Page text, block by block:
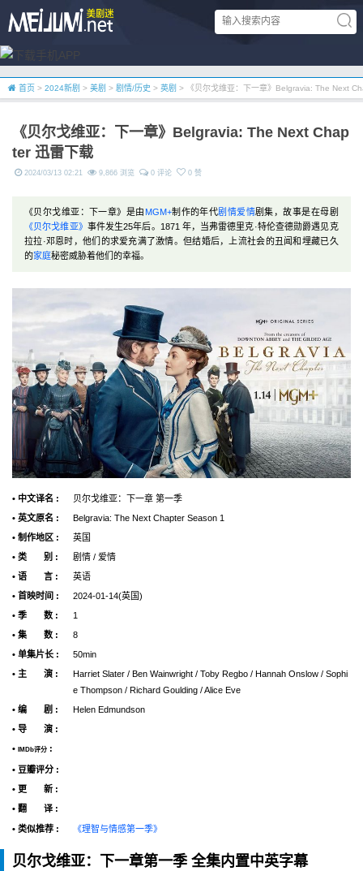
首页 > 2024新剧 > 美剧 > 剧情/历史 > 英剧 > 《贝尔戈维亚：下一章》Belgravia: The Next
《贝尔戈维亚：下一章》Belgravia: The Next Chap
ter 迅雷下载
2024/03/13 02:21 9,866 浏览 0 评论 0 赞
《贝尔戈维亚：下一章》是由 MGM+制作的年代剧情爱情剧集，故事是在母剧
《贝尔戈维亚》 事件发生25年后。1871 年，当弗雷德里克·特伦查德勋爵遇见克
拉拉·邓恩时，他们的求爱充满了激情。但结婚后，上流社会的丑闻和埋藏已久
的家庭秘密威胁着他们的幸福。
• 中文译名 :
贝尔戈维亚：下一章 第一季
• 英文原名 :
Belgravia: The Next Chapter Season 1
• 制作地区 :
英国
• 类 别 :
剧情 / 爱情
• 语 言 :
英语
• 首映时间 :
2024-01-14(英国)
• 季 数 :
1
• 集 数 :
8
• 单集片长 :
50min
• 主 演 :
Harriet Slater / Ben Wainwright / Toby Regbo / Hannah Onslow / Sophi
e Thompson / Richard Goulding / Alice Eve
• 编 剧 :
Helen Edmundson
• 导 演 :
•
IMDb评分 :
• 豆瓣评分 :
• 更 新 :
• 翻 译 :
• 类似推荐 : 《理智与情感第一季》
贝尔戈维亚：下一章第一季 全集内置中英字幕